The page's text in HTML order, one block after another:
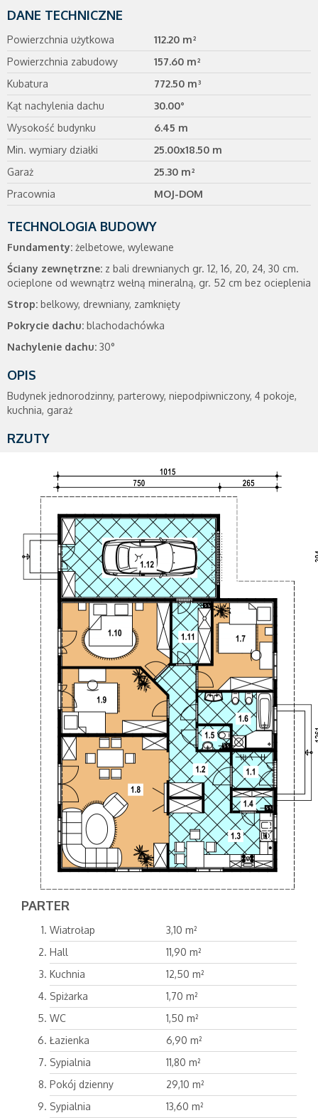
DANE TECHNICZNE
Powierzchnia użytkowa
112.20 m²
Powierzchnia zabudowy
157.60 m²
Kubatura
772.50 m³
Kąt nachylenia dachu
30.00°
Wysokość budynku
6.45 m
Min. wymiary działki
25.00x18.50 m
Garaż
25.30 m²
Pracownia
MOJ-DOM
TECHNOLOGIA BUDOWY
Fundamenty: żelbetowe, wylewane
Ściany zewnętrzne: z bali drewnianych gr. 12, 16, 20, 24, 30 cm.
ocieplone od wewnątrz wełną mineralną, gr. 52 cm bez ocieplenia
Strop: belkowy, drewniany, zamknięty
Pokrycie dachu: blachodachówka
Nachylenie dachu: 30°
OPIS
Budynek jednorodzinny, parterowy, niepodpiwniczony, 4 pokoje,
kuchnia, garaż
RZUTY
PARTER
Wiatrołap
3,10 m²
Hall
11,90 m²
Kuchnia
12,50 m²
Spiżarka
1,70 m²
WC
1,50 m²
Łazienka
6,90 m²
Sypialnia
11,80 m²
Pokój dzienny
29,10 m²
Sypialnia
13,60 m²